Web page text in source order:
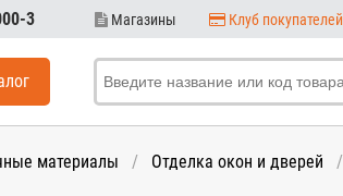
3 Магазины Клуб покупателей
материалы Отделка окон и дверей